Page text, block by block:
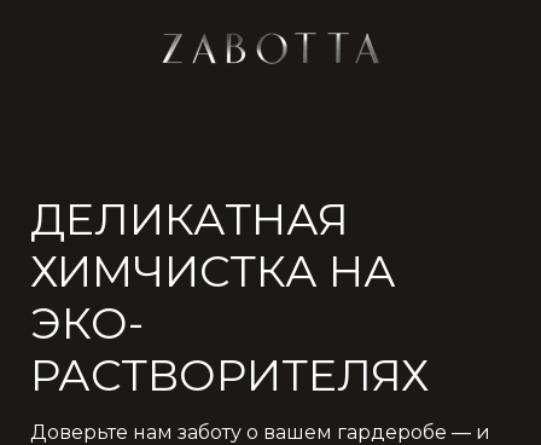
ДЕЛИКАТНАЯ
ХИМЧИСТКА НА
ЭКО-
РАСТВОРИТЕЛЯХ
Доверьте нам заботу о вашем гардеробе — и